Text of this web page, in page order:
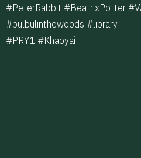
#PeterRabbit #BeatrixPotter
#bulbulinthewoods #library
#PRY1 #Khaoyai